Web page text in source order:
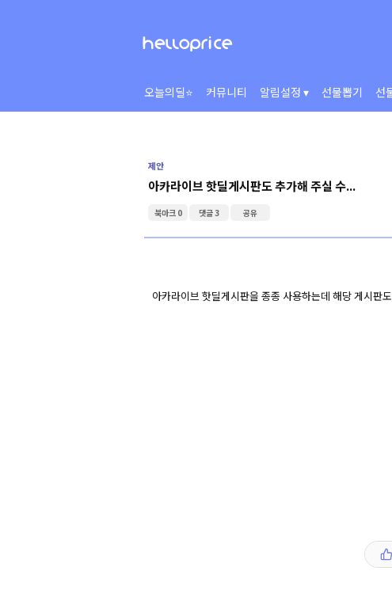
오늘의딜⭐ 커뮤니티 알림설정 ▾ 선물뽑기 선
제안
아카라이브 핫딜게시판도 추가해 주실 수...
북마크 0 댓글 3 공유
아카라이브 핫딜게시판을 종종 사용하는데 해당 게시판